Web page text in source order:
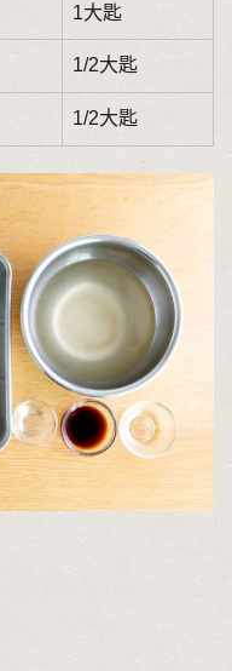
1大匙
1/2大匙
1/2大匙